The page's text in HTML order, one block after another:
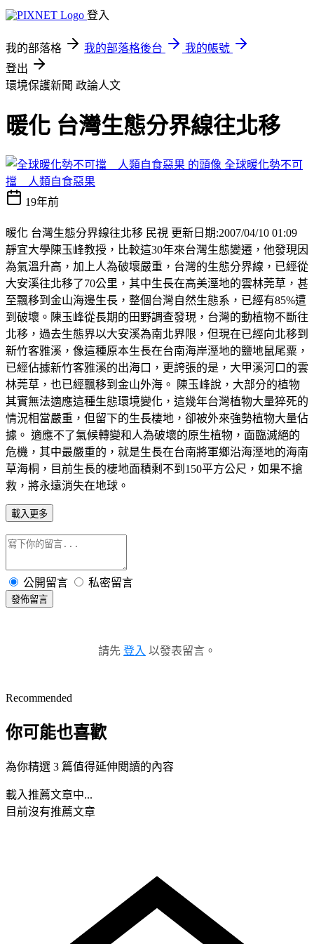
登入
我的部落格 我的部落格後台
我的帳號
登出
環境保護新聞 政論人文
暖化 台灣生態分界線往北移
全球暖化勢不可
擋 人類自食惡果
19年前
暖化 台灣生態分界線往北移 民視 更新日期:2007/04/10 01:09
靜宜大學陳玉峰教授，比較這30年來台灣生態變遷，他發現因
為氣溫升高，加上人為破壞嚴重，台灣的生態分界線，已經從
大安溪往北移了70公里，其中生長在高美溼地的雲林莞草，甚
至飄移到金山海邊生長，整個台灣自然生態系，已經有85%遭
到破壞。陳玉峰從長期的田野調查發現，台灣的動植物不斷往
北移，過去生態界以大安溪為南北界限，但現在已經向北移到
新竹客雅溪，像這種原本生長在台南海岸溼地的鹽地鼠尾粟，
已經佔據新竹客雅溪的出海口，更誇張的是，大甲溪河口的雲
林莞草，也已經飄移到金山外海。 陳玉峰說，大部分的植物
其實無法適應這種生態環境變化，這幾年台灣植物大量猝死的
情況相當嚴重，但留下的生長棲地，卻被外來強勢植物大量佔
據。 適應不了氣候轉變和人為破壞的原生植物，面臨滅絕的
危機，其中最嚴重的，就是生長在台南將軍鄉沿海溼地的海南
草海桐，目前生長的棲地面積剩不到150平方公尺，如果不搶
救，將永遠消失在地球。
載入更多
公開留言 私密留言
發佈留言
請先 登入 以發表留言。
Recommended
你可能也喜歡
為你精選 3 篇值得延伸閱讀的內容
載入推薦文章中...
目前沒有推薦文章